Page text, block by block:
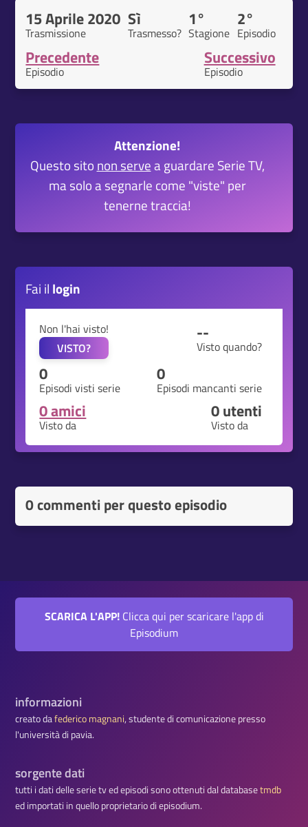
15 Aprile 2020
Trasmissione
Sì
Trasmesso?
1°
Stagione
2°
Episodio
Precedente
Episodio
Successivo
Episodio
Attenzione!
Questo sito non servea guardare Serie TV,
ma solo a segnarle come "viste" per
tenerne traccia!
Fai il login
Non l'hai visto!
VISTO?
--
Visto quando?
0
Episodi visti serie
0
Episodi mancanti serie
0 amici
Visto da
0utenti
Visto da
0 commenti per questo episodio
SCARICA L'APP!Clicca qui per scaricare l'app di
Episodium
informazioni
creato dafederico magnani, studente di comunicazione presso
l'università di pavia.
sorgente dati
tutti i dati delle serie tv ed episodi sono ottenuti dal databasetmdb
ed importati in quello proprietario di episodium.